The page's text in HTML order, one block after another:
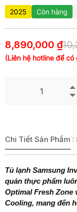
2025 Còn hàng
8,890,000 ₫
(Liên hệ hotline để
Chi Tiết Sản Phẩm
Tủ lạnh Samsung
quản thực phẩm
Optimal Fresh Zone
Cooling, mang đến